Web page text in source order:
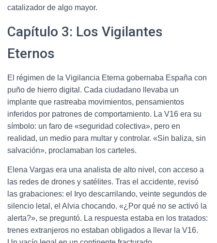
catalizador de algo mayor.
Capítulo 3: Los Vigilantes
Eternos
El régimen de la Vigilancia Eterna gobernaba España con
puño de hierro digital. Cada ciudadano llevaba un
implante que rastreaba movimientos, pensamientos
inferidos por patrones de comportamiento. La V16 era su
símbolo: un faro de «seguridad colectiva», pero en
realidad, un medio para multar y controlar. «Sin baliza, sin
salvación», proclamaban los carteles.
Elena Vargas era una analista de alto nivel, con acceso a
las redes de drones y satélites. Tras el accidente, revisó
las grabaciones: el Iryo descarrilando, veinte segundos de
silencio letal, el Alvia chocando. «¿Por qué no se activó la
alerta?», se preguntó. La respuesta estaba en los tratados:
trenes extranjeros no estaban obligados a llevar la V16.